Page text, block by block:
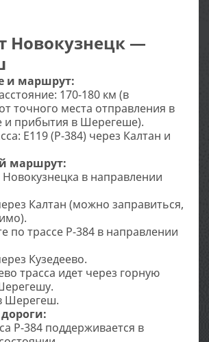
Новокузнецк —
и маршрут:
170-180 км (в
точного места отправления в
и прибытия в Шерегеше).
E119 (Р-384) через Калтан и
маршрут:
в направлении
Калтан (можно заправиться,
по трассе Р-384 в направлении
Кузедеево.
трасса идет через горную
Шерегеш.
Р-384 поддерживается в